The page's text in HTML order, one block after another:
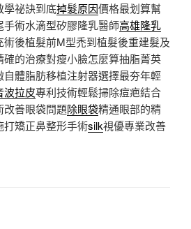
學祕訣到底掉髮原因價格最划算幫
術水滴型矽膠隆乳醫師高雄隆乳
術後植髮前M型禿到植髮後重建髮及
確的治療對瘦小臉怎麼算抽脂菁英
自體脂肪移植注射器選擇最夯年輕
波拉皮專利技術輕鬆掃除痘疤結合
改善眼袋問題除眼袋精通眼部的精
打矯正鼻整形手術silk視優專業改善